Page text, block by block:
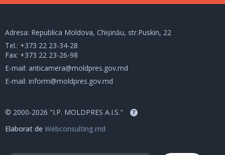
Adresa: Republica Moldova, Chișinău, str.Puskin, 22
Tel.: +373 22 23-34-28
Fax: +373 22 23-26-98
E-mail: anticamera@moldpres.gov.md
E-mail: inform@moldpres.gov.md
© 2000-2026 "I.P. MOLDPRES A.I.S." ?
Elaborat de Webconsulting.md